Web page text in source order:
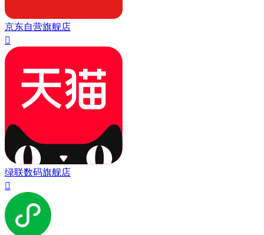
京东自营旗舰店

绿联数码旗舰店
